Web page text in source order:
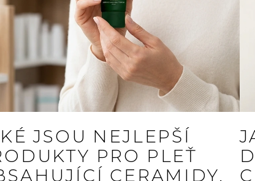
JSOU NEJLEPŠÍ
PRO PLEŤ
CERAMIDY,